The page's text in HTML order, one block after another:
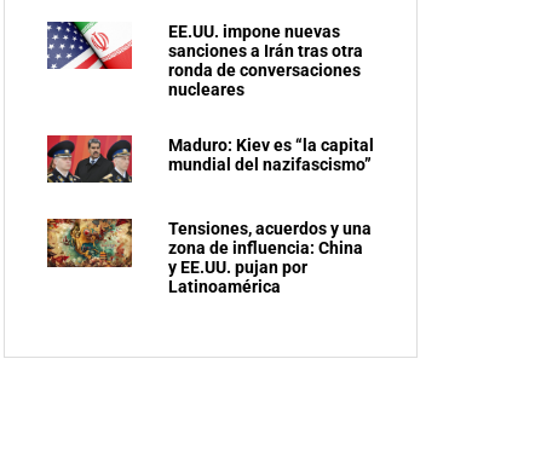
EE.UU. impone nuevas
sanciones a Irán tras otra
ronda de conversaciones
nucleares
Maduro: Kiev es “la capital
mundial del nazifascismo”
Tensiones, acuerdos y una
zona de influencia: China
y EE.UU. pujan por
Latinoamérica